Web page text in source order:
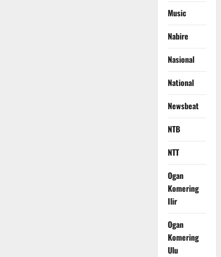
Music
Nabire
Nasional
National
Newsbeat
NTB
NTT
Ogan
Komering
Ilir
Ogan
Komering
Ulu